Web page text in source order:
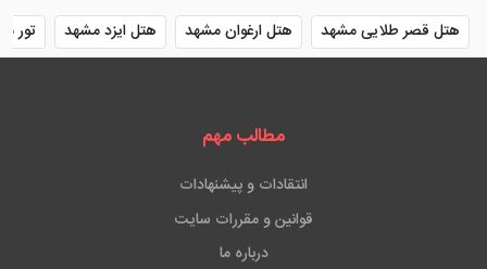
هتل قصر طلایی مشهد هتل ارغوان مشهد هتل ایزد مشهد تور
مطالب مهم
انتقادات و پیشنهادات
قوانین و مقررات سایت
درباره ما